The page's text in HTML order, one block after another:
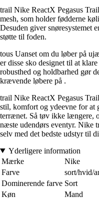
trail Nike ReactX Pegasus
mesh, som holder fødderne
Desuden giver snøresystemet
støtte til foden.
tous Uanset om du løber på
er disse sko designet til at
robusthed og holdbarhed gør
krævende løbere på .
trail Nike ReactX Pegasus
stil, komfort og ydeevne for at
terrænet. Så tøv ikke længere,
næste udendørs eventyr.
selv med det bedste udstyr til
Yderligere information
Mærke
Nike
Farve
sort/hvid/
Dominerende farve Sort
Køn
Mand